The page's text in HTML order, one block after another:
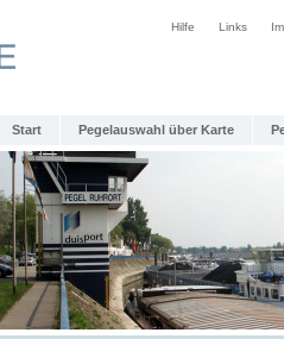
Hilfe Links
Start Pegelauswahl über Karte